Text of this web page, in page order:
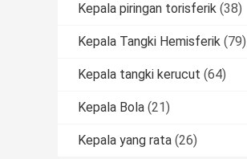
Kepala piringan torisferik (38)
Kepala Tangki Hemisferik (79)
Kepala tangki kerucut (64)
Kepala Bola (21)
Kepala yang rata (26)